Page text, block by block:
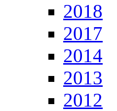
2018
2017
2014
2013
2012